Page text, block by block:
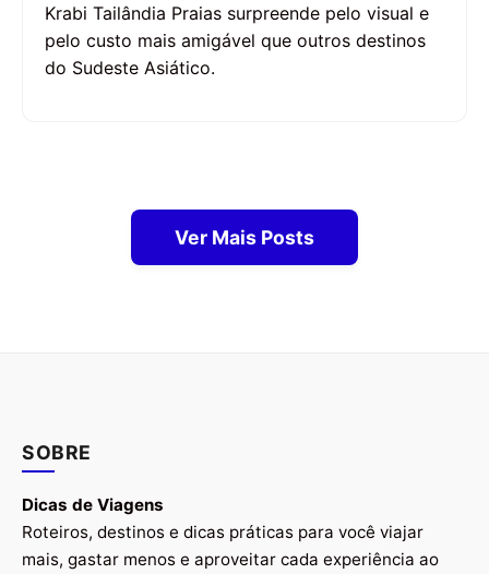
Krabi Tailândia Praias surpreende pelo visual e
pelo custo mais amigável que outros destinos
do Sudeste Asiático.
Ver Mais Posts
SOBRE
Dicas de Viagens
Roteiros, destinos e dicas práticas para você viajar
mais, gastar menos e aproveitar cada experiência ao